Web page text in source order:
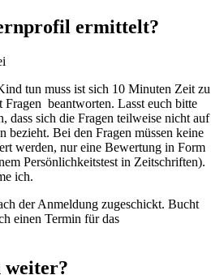
ermittelt?
tun muss ist sich 10 Minuten Zeit zu
Fragen beantworten. Lasst euch bitte
dass sich die Fragen teilweise nicht auf
bezieht. Bei den Fragen müssen keine
werden, nur eine Bewertung in Form
Persönlichkeitstest in Zeitschriften).
ich.
der Anmeldung zugeschickt. Bucht
einen Termin für das
weiter?